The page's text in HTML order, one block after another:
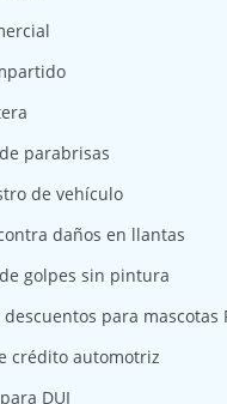
parabrisas
de vehículo
daños en llantas
golpes sin pintura
para mascotas
crédito automotriz
DUI